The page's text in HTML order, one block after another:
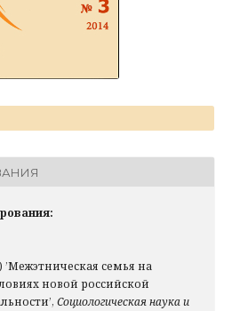
’Межэтническая семья на
новой российской
Социологическая наука и